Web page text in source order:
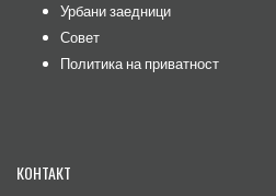
Урбани заедници
Совет
Политика на приватност
КОНТАКТ